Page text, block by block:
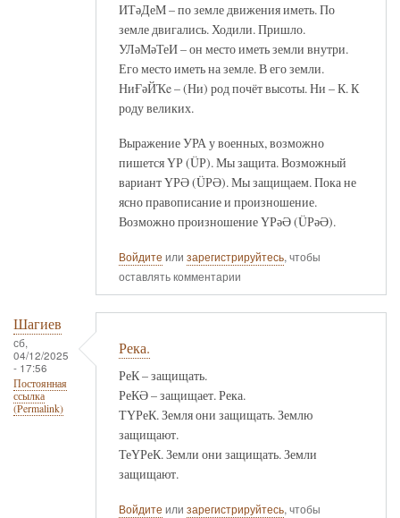
ИТәДеМ – по земле движения иметь. По
земле двигались. Ходили. Пришло.
УЛәМәТеИ – он место иметь земли внутри.
Его место иметь на земле. В его земли.
НиҒәЙҠe – (Ни) род почёт высоты. Ни – К. К
роду великих.
Выражение УРА у военных, возможно
пишется ҮР (ÜР). Мы защита. Возможный
вариант ҮРӘ (ÜРӘ). Мы защищаем. Пока не
ясно правописание и произношение.
Возможно произношение ҮРәӘ (ÜРәӘ).
Войдите или зарегистрируйтесь, чтобы
оставлять комментарии
Шагиев
сб,
04/12/2025
- 17:56
Постоянная
ссылка
(Permalink)
Река.
РеК – защищать.
РеКӘ – защищает. Река.
ТҮРеК. Земля они защищать. Землю
защищают.
ТеҮРеК. Земли они защищать. Земли
защищают.
Войдите или зарегистрируйтесь, чтобы